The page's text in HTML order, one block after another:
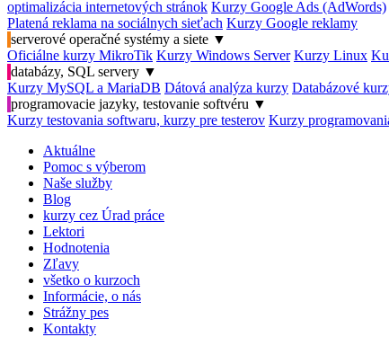
optimalizácia internetových stránok Kurzy Google Ads (AdWords)
Platená reklama na sociálnych sieťach Kurzy Google reklamy
serverové operačné systémy a siete ▼
Oficiálne kurzy MikroTik Kurzy Windows Server Kurzy Linux
databázy, SQL servery ▼
Kurzy MySQL a MariaDB Dátová analýza kurzy Databázové
programovacie jazyky, testovanie softvéru ▼
Kurzy testovania softwaru, kurzy pre testerov Kurzy
Aktuálne
Pomoc s výberom
Naše služby
Blog
kurzy cez Úrad práce
Lektori
Hodnotenia
Zľavy
všetko o kurzoch
Informácie, o nás
Strážny pes
Kontakty